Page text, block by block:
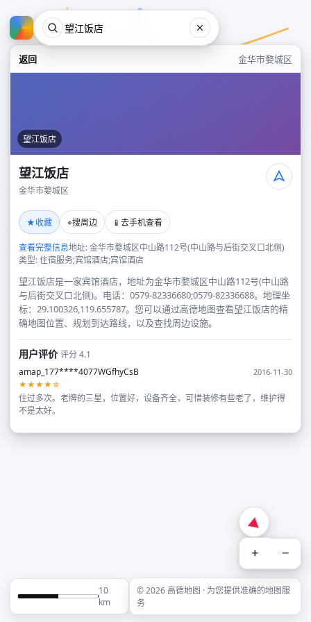
返回 金华市婺城区
望江饭店
望江饭店
金华市婺城区
★收藏 ⌖搜周边 📱 去手机查看
查看完整信息地址: 金华市婺城区中山路112号(中山路与后街交叉口北侧)
类型: 住宿服务;宾馆酒店;宾馆酒店
望江饭店是一家宾馆酒店，地址为金华市婺城区中山路112号(中山路
与后街交叉口北侧)。电话：0579-82336680;0579-82336688。地理坐
标：29.100326,119.655787。您可以通过高德地图查看望江饭店的精
确地图位置、规划到达路线，以及查找周边设施。
用户评价评分 4.1
amap_177****4077WGfhyCsB
2016-11-30
★★★★☆
住过多次。老牌的三星，位置好，设备齐全，可惜装修有些老了，维护得
不是太好。
+ −
10
km
© 2026 高德地图 · 为您提供准确的地图服
务